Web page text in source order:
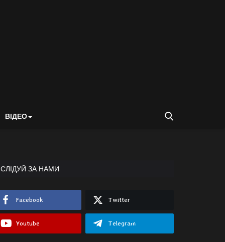
ВІДЕО
СЛІДУЙ ЗА НАМИ
Facebook Twitter
Youtube Telegram